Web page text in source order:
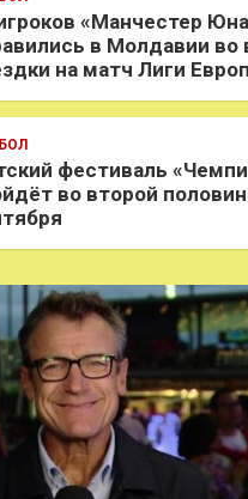
«Манчестер
в Молдавии во
на матч Лиги
фестиваль
во второй